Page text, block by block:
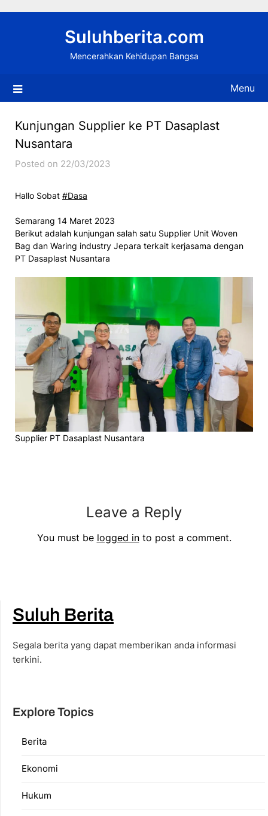
Suluhberita.com
Mencerahkan Kehidupan Bangsa
Menu
Kunjungan Supplier ke PT Dasaplast
Nusantara
Posted on 22/03/2023
Hallo Sobat #Dasa
Semarang 14 Maret 2023
Berikut adalah kunjungan salah satu Supplier Unit Woven
Bag dan Waring industry Jepara terkait kerjasama dengan
PT Dasaplast Nusantara
Supplier PT Dasaplast Nusantara
Leave a Reply
You must be logged into post a comment.
Suluh Berita
Segala berita yang dapat memberikan anda informasi
terkini.
Explore Topics
Berita
Ekonomi
Hukum